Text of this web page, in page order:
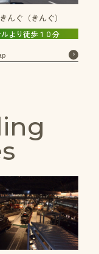
んぐ（きんぐ）
より徒歩１０分